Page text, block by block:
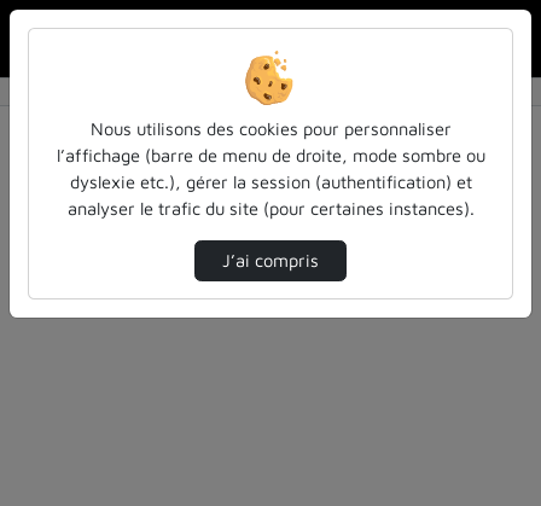
Résultats de la recherche
Filtres actifs (cliquer pour en retirer) :
atilf-en-video
approches-feministes
Nous utilisons des cookies pour personnaliser
l’affichage (barre de menu de droite, mode sombre ou
dyslexie etc.), gérer la session (authentification) et
analyser le trafic du site (pour certaines instances).
J’ai compris